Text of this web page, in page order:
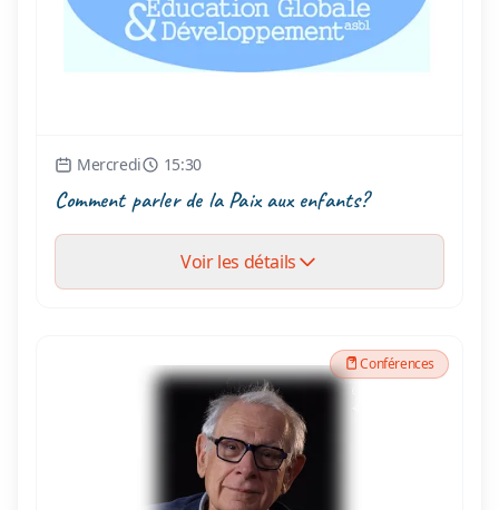
Mercredi 15:30
Comment parler de la Paix aux enfants?
Voir les détails
Conférences